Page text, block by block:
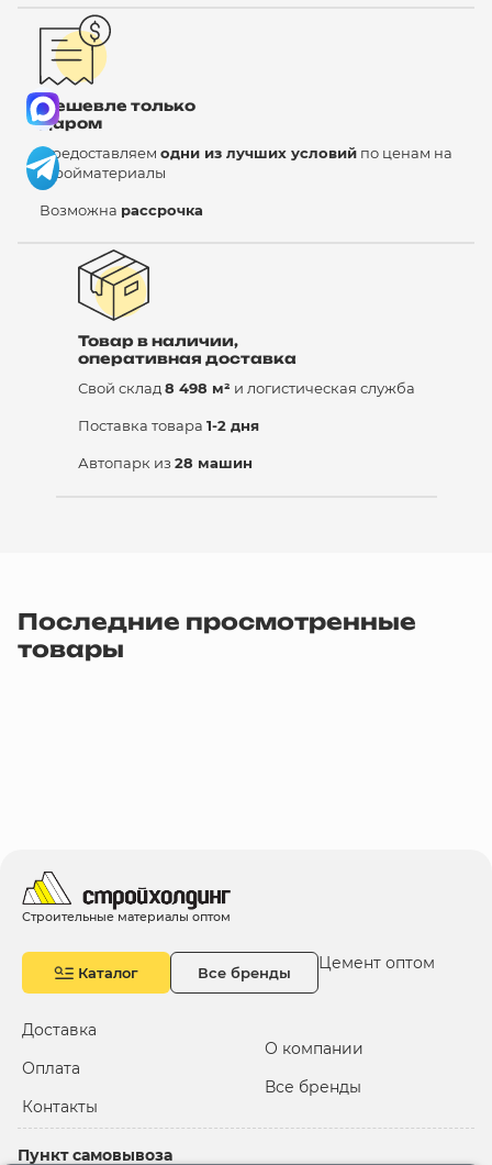
Дешевле только
даром
Предоставляем одни из лучших условий по ценам на
стройматериалы
Возможна рассрочка
Товар в наличии,
оперативная доставка
Свой склад 8 498 м² и логистическая служба
Поставка товара 1-2 дня
Автопарк из 28 машин
Последние просмотренные
товары
Строительные материалы оптом
Каталог Все бренды Цемент оптом
Доставка
Оплата
Контакты
О компании
Все бренды
Пункт самовывоза